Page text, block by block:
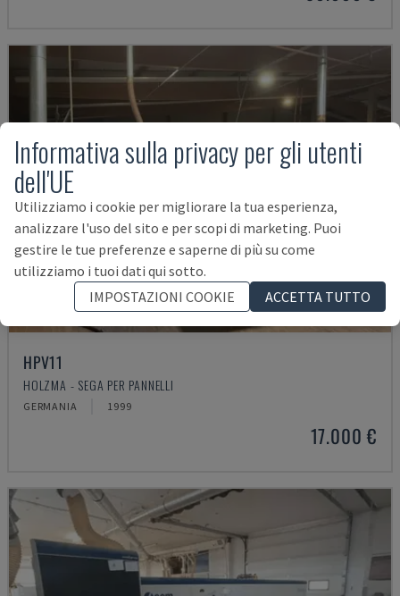
HPV11
HOLZMA - SEGA PER PANNELLI
GERMANIA 1999
17.000 €
Informativa sulla privacy per gli utenti
dell'UE
Utilizziamo i cookie per migliorare la tua esperienza,
analizzare l'uso del sito e per scopi di marketing. Puoi
gestire le tue preferenze e saperne di più su come
utilizziamo i tuoi dati qui sotto.
IMPOSTAZIONI COOKIE
ACCETTA TUTTO